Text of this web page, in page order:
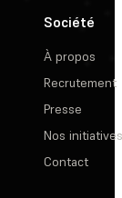
Société
À propos
Recrutement
Presse
Nos initiatives
Contact